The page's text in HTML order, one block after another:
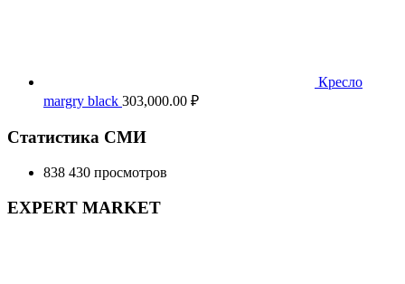
Кресло
margry black 303,000.00 ₽
Статистика СМИ
838 430 просмотров
EXPERT MARKET